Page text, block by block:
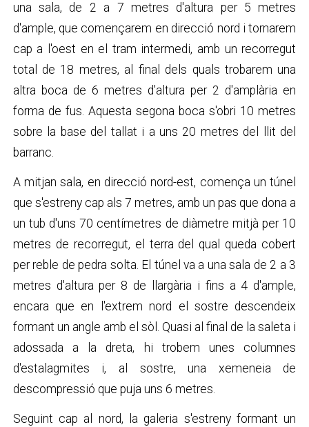
una sala, de 2 a 7 metres d'altura per 5 metres
d'ample, que començarem en direcció nord i tornarem
cap a l'oest en el tram intermedi, amb un recorregut
total de 18 metres, al final dels quals trobarem una
altra boca de 6 metres d'altura per 2 d'amplària en
forma de fus. Aquesta segona boca s'obri 10 metres
sobre la base del tallat i a uns 20 metres del llit del
barranc.
A mitjan sala, en direcció nord-est, comença un túnel
que s'estreny cap als 7 metres, amb un pas que dona a
un tub d'uns 70 centímetres de diàmetre mitjà per 10
metres de recorregut, el terra del qual queda cobert
per reble de pedra solta. El túnel va a una sala de 2 a 3
metres d'altura per 8 de llargària i fins a 4 d'ample,
encara que en l'extrem nord el sostre descendeix
formant un angle amb el sòl. Quasi al final de la saleta i
adossada a la dreta, hi trobem unes columnes
d'estalagmites i, al sostre, una xemeneia de
descompressió que puja uns 6 metres.
Seguint cap al nord, la galeria s'estreny formant un